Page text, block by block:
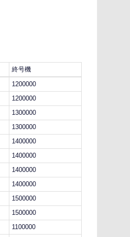
終号機
1200000
1200000
1300000
1300000
1400000
1400000
1400000
1400000
1500000
1500000
1100000